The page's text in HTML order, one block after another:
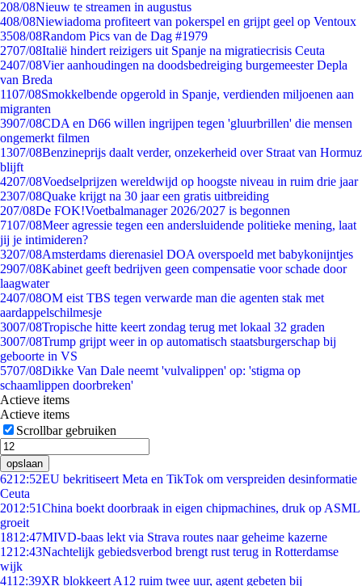
208/08Nieuw te streamen in augustus
408/08Niewiadoma profiteert van pokerspel en grijpt geel op Ventoux
3508/08Random Pics van de Dag #1979
2707/08Italië hindert reizigers uit Spanje na migratiecrisis Ceuta
2407/08Vier aanhoudingen na doodsbedreiging burgemeester Depla
van Breda
1107/08Smokkelbende opgerold in Spanje, verdienden miljoenen aan
migranten
3907/08CDA en D66 willen ingrijpen tegen 'gluurbrillen' die mensen
ongemerkt filmen
1307/08Benzineprijs daalt verder, onzekerheid over Straat van Hormuz
blijft
4207/08Voedselprijzen wereldwijd op hoogste niveau in ruim drie jaar
2307/08Quake krijgt na 30 jaar een gratis uitbreiding
207/08De FOK!Voetbalmanager 2026/2027 is begonnen
7107/08Meer agressie tegen een andersluidende politieke mening, laat
jij je intimideren?
3207/08Amsterdams dierenasiel DOA overspoeld met babykonijntjes
2907/08Kabinet geeft bedrijven geen compensatie voor schade door
laagwater
2407/08OM eist TBS tegen verwarde man die agenten stak met
aardappelschilmesje
3007/08Tropische hitte keert zondag terug met lokaal 32 graden
3007/08Trump grijpt weer in op automatisch staatsburgerschap bij
geboorte in VS
5707/08Dikke Van Dale neemt 'vulvalippen' op: 'stigma op
schaamlippen doorbreken'
Actieve items
Actieve items
Scrollbar gebruiken
opslaan
6212:52EU bekritiseert Meta en TikTok om verspreiden desinformatie
Ceuta
2012:51China boekt doorbraak in eigen chipmachines, druk op ASML
groeit
1812:47MIVD-baas lekt via Strava routes naar geheime kazerne
1212:43Nachtelijk gebiedsverbod brengt rust terug in Rotterdamse
wijk
4112:39XR blokkeert A12 ruim twee uur, agent gebeten bij